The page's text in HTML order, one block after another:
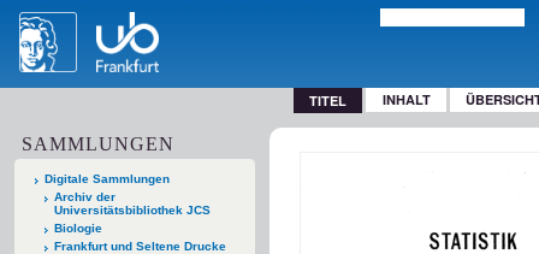
TITEL INHALT
SAMMLUNGEN
Digitale Sammlungen
Archiv der
Universitätsbibliothek JCS
Biologie
Frankfurt und Seltene Drucke